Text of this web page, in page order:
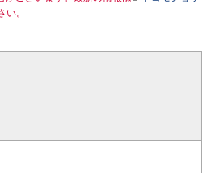
い。